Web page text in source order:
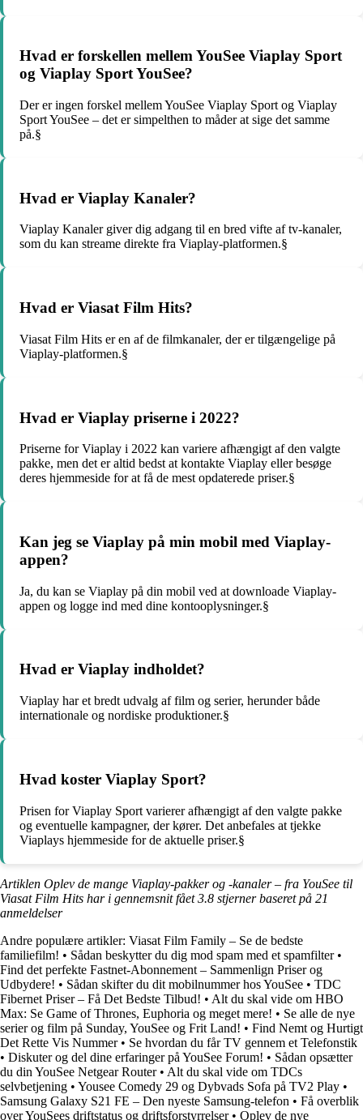
Hvad er forskellen mellem YouSee Viaplay Sport
og Viaplay Sport YouSee?
Der er ingen forskel mellem YouSee Viaplay Sport og Viaplay
Sport YouSee – det er simpelthen to måder at sige det samme
på.§
Hvad er Viaplay Kanaler?
Viaplay Kanaler giver dig adgang til en bred vifte af tv-kanaler,
som du kan streame direkte fra Viaplay-platformen.§
Hvad er Viasat Film Hits?
Viasat Film Hits er en af ​​de filmkanaler, der er tilgængelige på
Viaplay-platformen.§
Hvad er Viaplay priserne i 2022?
Priserne for Viaplay i 2022 kan variere afhængigt af den valgte
pakke, men det er altid bedst at kontakte Viaplay eller besøge
deres hjemmeside for at få de mest opdaterede priser.§
Kan jeg se Viaplay på min mobil med Viaplay-
appen?
Ja, du kan se Viaplay på din mobil ved at downloade Viaplay-
appen og logge ind med dine kontooplysninger.§
Hvad er Viaplay indholdet?
Viaplay har et bredt udvalg af film og serier, herunder både
internationale og nordiske produktioner.§
Hvad koster Viaplay Sport?
Prisen for Viaplay Sport varierer afhængigt af den valgte pakke
og eventuelle kampagner, der kører. Det anbefales at tjekke
Viaplays hjemmeside for de aktuelle priser.§
Artiklen Oplev de mange Viaplay-pakker og -kanaler – fra YouSee til
Viasat Film Hits har i gennemsnit fået3.8 stjerner baseret på 21
anmeldelser
Andre populære artikler: Viasat Film Family – Se de bedste
familiefilm! • Sådan beskytter du dig mod spam med et spamfilter•
Find det perfekte Fastnet-Abonnement – Sammenlign Priser og
Udbydere! • Sådan skifter du dit mobilnummer hos YouSee • TDC
Fibernet Priser – Få Det Bedste Tilbud! • Alt du skal vide om HBO
Max: Se Game of Thrones, Euphoria og meget mere! • Se alle de nye
serier og film på Sunday, YouSee og Frit Land! • Find Nemt og Hurtigt
Det Rette Vis Nummer• Se hvordan du får TV gennem et Telefonstik
• Diskuter og del dine erfaringer på YouSee Forum! • Sådan opsætter
du din YouSee Netgear Router• Alt du skal vide om TDCs
selvbetjening • Yousee Comedy 29 og Dybvads Sofa på TV2 Play •
Samsung Galaxy S21 FE – Den nyeste Samsung-telefon • Få overblik
over YouSees driftstatus og driftsforstyrrelser• Oplev de nye